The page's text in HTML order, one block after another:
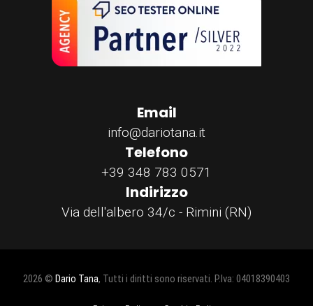
Email
info@dariotana.it
Telefono
+39 348 783 0571
Indirizzo
Via dell'albero 34/c - Rimini (RN)
2026 © Dario Tana, Tutti i diritti sono riservati. P.Iva: 04018390403